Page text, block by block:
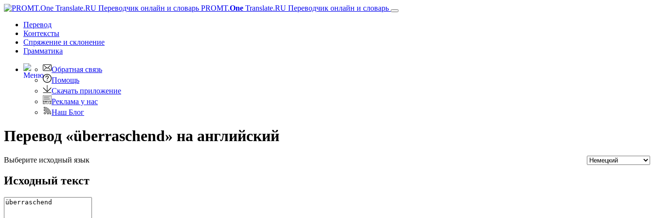
PROMT.One Translate.RU Переводчик онлайн и словарь
Перевод
Контексты
Спряжение и склонение
Грамматика
Обратная связь
Помощь
Скачать приложение
Реклама у нас
Наш Блог
Перевод «überraschend» на английский
Выберите исходный язык
Исходный текст